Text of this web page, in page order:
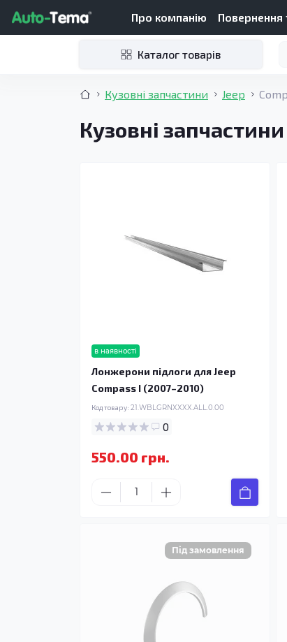
Про компанію Повернення
Каталог товарів
Кузовні запчастини Jeep
Кузовні
в наявності
Лонжерони підлоги для Jeep
Compass I (2007–2010)
Код товару: 21.WBLGRNXXXX.ALL.0.00
0
550.00 грн.